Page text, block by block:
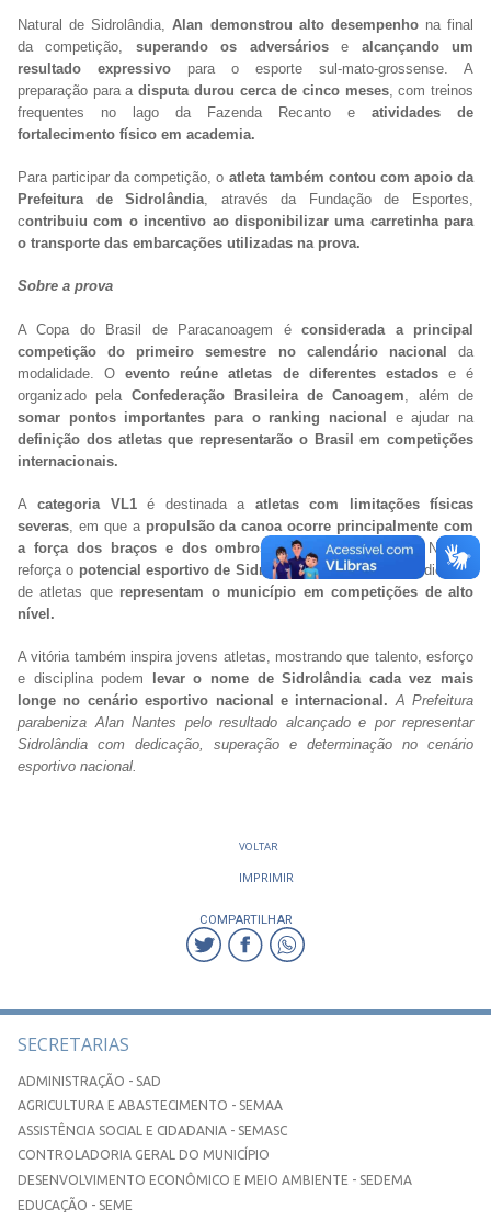
Natural de Sidrolândia,Alan demonstrou alto desempenhona final
da competição, superando os adversáriose alcançando um
resultado expressivo para o esporte
sul-mato-grossense. A
preparação para adisputa durou cerca de cinco meses, com treinos
frequentes no lago da Fazenda Recanto e atividades de
fortalecimento físico em academia.
Para participar da competição, o atleta também contou com apoio da
Prefeitura de Sidrolândia, através da Fundação de Esportes,
contribuiu com o incentivo ao disponibilizar uma carretinha para
o transporte das embarcações utilizadas na prova.
Sobre a prova
A Copa do Brasil de Paracanoagem éconsiderada a principal
competição do primeiro semestre no calendário nacional da
modalidade. Oevento reúne atletas de diferentes estados e é
organizado pela Confederação Brasileira de Canoagem , além de
somar pontos importantes para o ranking nacional e ajudar na
definição dos atletas que representarão o Brasil em competições
internacionais.
A categoria VL1é destinada a atletas com limitações físicas
severas , em que a propulsão da canoa ocorre principalmente com
a força dos braços e dos ombros.A conquista de Alan Nantes
reforça o potencial esportivo de Sidrolândia e evidencia a dedicação
de atletas querepresentam o município em competições de alto
nível.
A vitória também inspira jovens atletas, mostrando que talento, esforço
e disciplina podem levar o nome de Sidrolândia cada vez mais
longe no cenário esportivo nacional e internacional. A Prefeitura
parabeniza Alan Nantes pelo resultado alcançado e por representar
Sidrolândia com dedicação, superação e determinação no cenário
esportivo nacional.
VOLTAR
IMPRIMIR
COMPARTILHAR
SECRETARIAS
ADMINISTRAÇÃO - SAD
AGRICULTURA E ABASTECIMENTO - SEMAA
ASSISTÊNCIA SOCIAL E CIDADANIA - SEMASC
CONTROLADORIA GERAL DO MUNICÍPIO
DESENVOLVIMENTO ECONÔMICO E MEIO AMBIENTE - SEDEMA
EDUCAÇÃO - SEME